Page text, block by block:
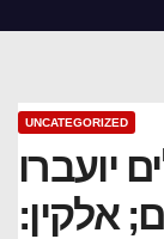
UNCATEGORIZED
יועברו
אלקין: